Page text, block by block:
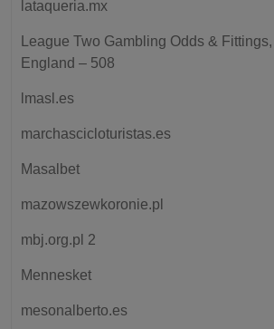
lataqueria.mx
League Two Gambling Odds & Fittings,
England – 508
lmasl.es
marchascicloturistas.es
Masalbet
mazowszewkoronie.pl
mbj.org.pl 2
Mennesket
mesonalberto.es